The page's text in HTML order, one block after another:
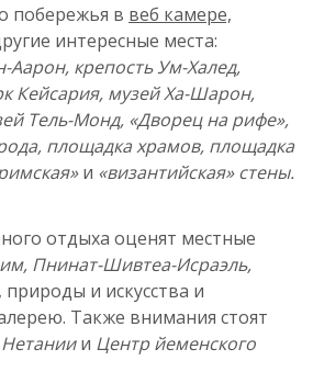
побережья в веб камере,
интересные места:
Аарон, крепость Ум-Халед,
Кейсария, музей Ха-Шарон,
Тель-Монд, «Дворец на рифе»,
площадка храмов, площадка
и «византийская» стены.
отдыха оценят местные
Пнинат-Шивтеа-Исраэль,
и искусства и
Также внимания стоят
Нетаниии Центр йеменского